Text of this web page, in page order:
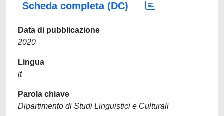
Scheda completa (DC)
Data di pubblicazione
2020
Lingua
it
Parola chiave
Dipartimento di Studi Linguistici e Culturali